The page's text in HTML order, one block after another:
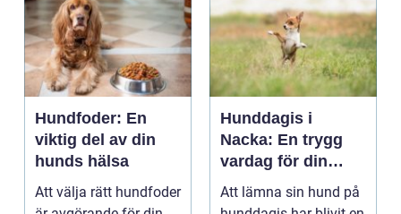
Hundfoder: En
viktig del av din
hunds hälsa
Att välja rätt hundfoder
Hunddagis i
Nacka: En trygg
vardag för din
fyrbenta vän
Att lämna sin hund på